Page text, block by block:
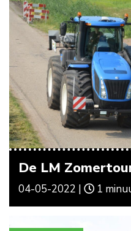
De LM
04-05-2022 | 1